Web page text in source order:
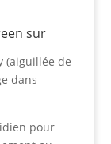
sur
(aiguillée de
dans
pour